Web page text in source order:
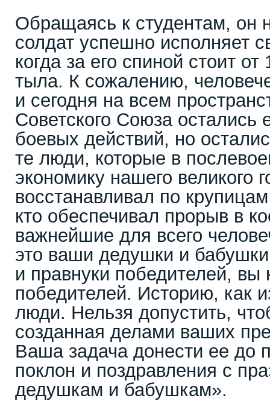
Обращаясь к студентам, он
солдат успешно исполняет
когда за его спиной стоит
тыла. К сожалению,
и сегодня на всем
Советского Союза остались
боевых действий, но
те люди, которые в
экономику нашего великого
восстанавливал по
кто обеспечивал прорыв в
важнейшие для всего
это ваши дедушки и
и правнуки победителей, вы
победителей. Историю, как
люди. Нельзя допустить,
созданная делами ваших
Ваша задача донести ее до
поклон и поздравления с
дедушкам и бабушкам».